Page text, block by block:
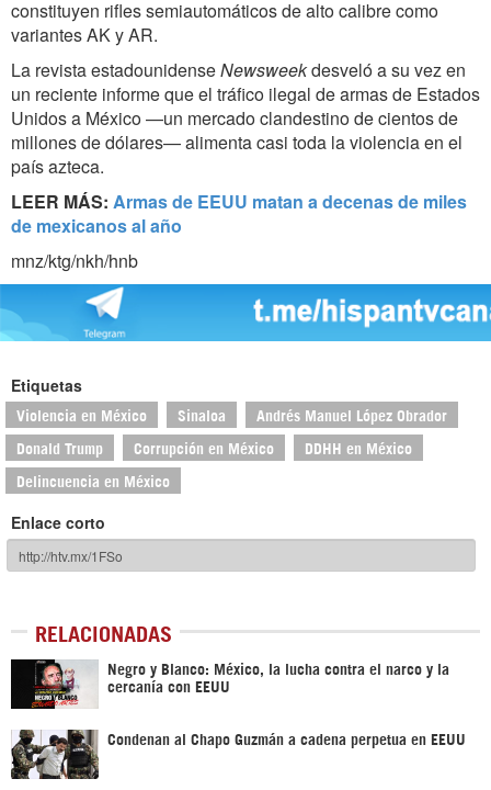
constituyen rifles semiautomáticos de alto calibre como
variantes AK y AR.
La revista estadounidenseNewsweekdesveló a su vez en
un reciente informe que el tráfico ilegal de armas de Estados
Unidos a México —un mercado clandestino de cientos de
millones de dólares— alimenta casi toda la violencia en el
país azteca.
LEER MÁS: Armas de EEUU matan a decenas de miles
de mexicanos al año
mnz/ktg/nkh/hnb
Etiquetas
Violencia en México Sinaloa Andrés Manuel López Obrador
Donald Trump Corrupción en México DDHH en México
Delincuencia en México
Enlace corto
RELACIONADAS
Negro y Blanco: México, la lucha contra el narco y la
cercanía con EEUU
Condenan al Chapo Guzmán a cadena perpetua en EEUU